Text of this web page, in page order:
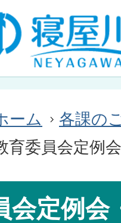
ーム 各課の
育委員会定例
会定例会